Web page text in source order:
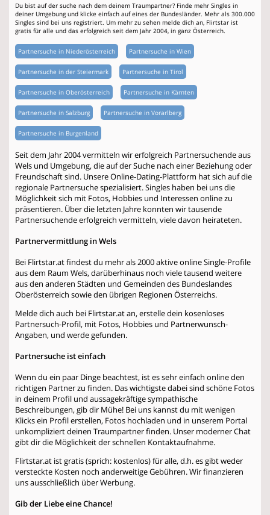
Du bist auf der suche nach dem deinem Traumpartner? Finde mehr Singles in
deiner Umgebung und klicke einfach auf eines der Bundesländer. Mehr als 300.000
Singles sind bei uns registriert. Um mehr zu sehen melde dich an, Flirtstar ist
gratis für alle und das erfolgreich seit dem Jahr 2004, in ganz Österreich.
Partnersuche in Niederösterreich Partnersuche in Wien
Partnersuche in der Steiermark Partnersuche in Tirol
Partnersuche in Oberösterreich Partnersuche in Kärnten
Partnersuche in Salzburg Partnersuche in Vorarlberg
Partnersuche in Burgenland
Seit dem Jahr 2004 vermitteln wir erfolgreich Partnersuchende aus
Wels und Umgebung, die auf der Suche nach einer Beziehung oder
Freundschaft sind. Unsere Online-Dating-Plattform hat sich auf die
regionale Partnersuche spezialisiert. Singles haben bei uns die
Möglichkeit sich mit Fotos, Hobbies und Interessen online zu
präsentieren. Über die letzten Jahre konnten wir tausende
Partnersuchende erfolgreich vermitteln, viele davon heirateten.
Partnervermittlung in Wels
Bei Flirtstar.at findest du mehr als 2000 aktive online Single-Profile
aus dem Raum Wels, darüberhinaus noch viele tausend weitere
aus den anderen Städten und Gemeinden des Bundeslandes
Oberösterreich sowie den übrigen Regionen Österreichs.
Melde dich auch bei Flirtstar.at an, erstelle dein kosenloses
Partnersuch-Profil, mit Fotos, Hobbies und Partnerwunsch-
Angaben, und werde gefunden.
Partnersuche ist einfach
Wenn du ein paar Dinge beachtest, ist es sehr einfach online den
richtigen Partner zu finden. Das wichtigste dabei sind schöne Fotos
in deinem Profil und aussagekräftige sympathische
Beschreibungen, gib dir Mühe! Bei uns kannst du mit wenigen
Klicks ein Profil erstellen, Fotos hochladen und in unserem Portal
unkompliziert deinen Traumpartner finden. Unser moderner Chat
gibt dir die Möglichkeit der schnellen Kontaktaufnahme.
Flirtstar.at ist gratis (sprich: kostenlos) für alle, d.h. es gibt weder
versteckte Kosten noch anderweitige Gebühren. Wir finanzieren
uns ausschließlich über Werbung.
Gib der Liebe eine Chance!